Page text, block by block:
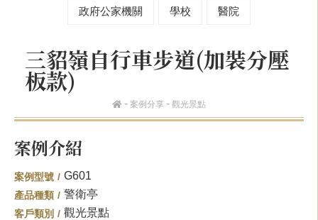
政府公家機關 學校 醫院
三貂嶺自行車步道(加裝分壓
板款)
案例分享 觀光景點
案例介紹
案例型號 G601
產品種類 警衛亭
客戶類別 觀光景點